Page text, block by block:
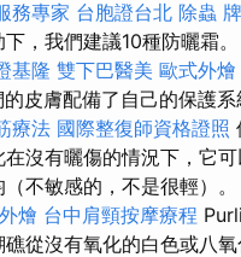
務專家 台胞證台北 除蟲
，我們建議10種防曬霜。
基隆 雙下巴醫美 歐式外燴
的皮膚配備了自己的保護
療法 國際整復師資格證照
沒有曬傷的情況下，它
不敏感的，不是很輕）。
外燴 台中肩頸按摩療程
從沒有氧化的白色或八